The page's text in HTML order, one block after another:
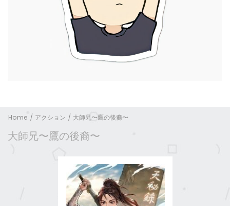
Home アクション 大師兄〜鷹の後裔〜
大師兄〜鷹の後裔〜